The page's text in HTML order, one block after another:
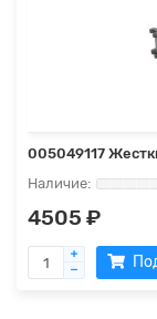
005049117
4505 ₽